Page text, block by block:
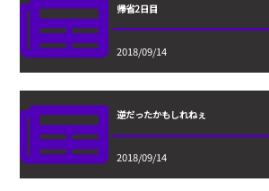
帰省2日目
2018/09/14
逆だったかもしれねぇ
2018/09/14